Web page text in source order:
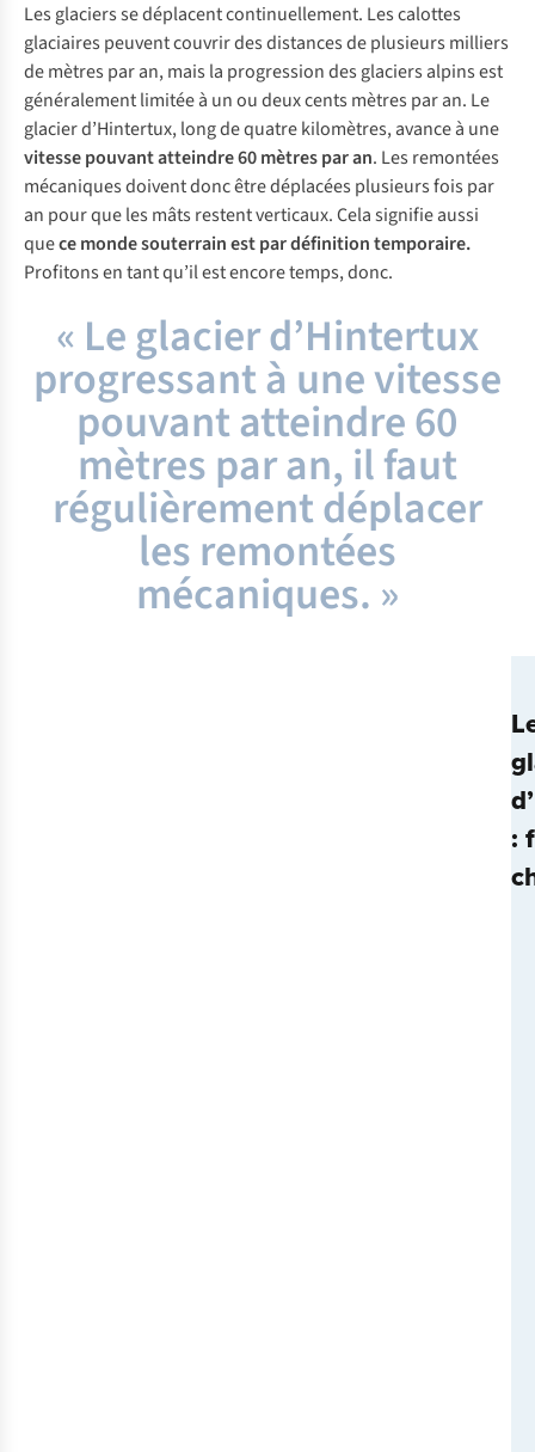
Les glaciers se déplacent continuellement. Les calottes
glaciaires peuvent couvrir des distances de plusieurs milliers
de mètres par an, mais la progression des glaciers alpins est
généralement limitée à un ou deux cents mètres par an. Le
glacier d’Hintertux, long de quatre kilomètres, avance à une
vitesse pouvant atteindre 60 mètres par an. Les remontées
mécaniques doivent donc être déplacées plusieurs fois par
an pour que les mâts restent verticaux. Cela signifie aussi
quece monde souterrain est par définition temporaire.
Profitons en tant qu’il est encore temps, donc.
« Le glacier d’Hintertux
progressant à une vitesse
pouvant atteindre 60
mètres par an, il faut
régulièrement déplacer
les remontées
mécaniques. »
: